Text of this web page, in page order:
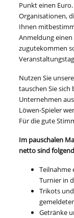
Punkt einen
Organisationen,
Ihnen
Anmeldung einen
zugutekommen
Nutzen Sie
tauschen Sie
Unternehmen
Löwen-Spieler
Für die gute
Im pauschalen
netto sind
Teilnahme
Turnier in
Trikots
Getränke